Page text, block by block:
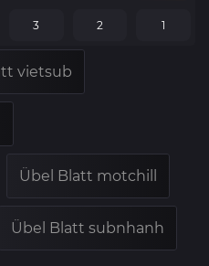
3 2 1
vietsub
Übel Blatt motchill
Übel Blatt subnhanh